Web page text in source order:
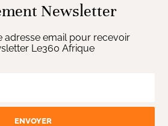
Newsletter
adresse email pour recevoir
Le360 Afrique
ENVOYER